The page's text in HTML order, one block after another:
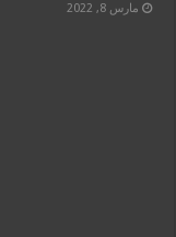
مارس 8, 2022